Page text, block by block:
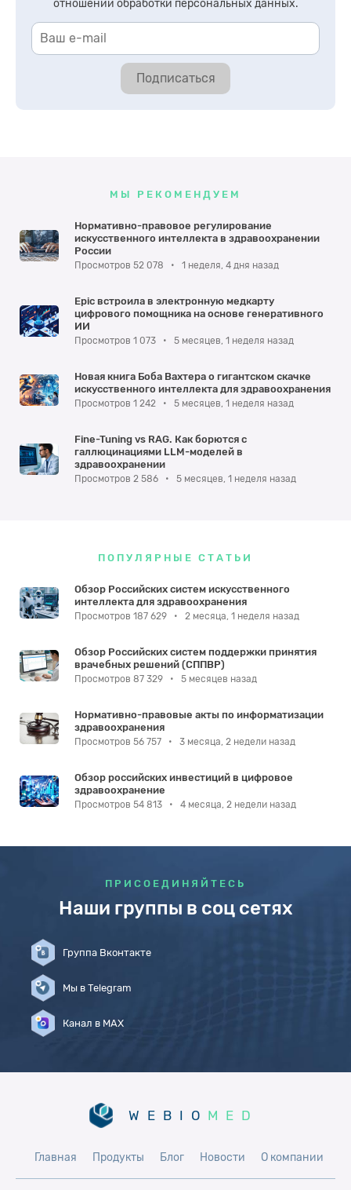
отношении обработки персональных данных.
Подписаться
МЫ РЕКОМЕНДУЕМ
Нормативно-правовое регулирование
искусственного интеллекта в здравоохранении
России
Просмотров 52 078 • 1 неделя, 4 дня назад
Epic встроила в электронную медкарту
цифрового помощника на основе генеративного
ИИ
Просмотров 1 073 • 5 месяцев, 1 неделя назад
Новая книга Боба Вахтера о гигантском скачке
искусственного интеллекта для здравоохранения
Просмотров 1 242 • 5 месяцев, 1 неделя назад
Fine-Tuning vs RAG. Как борются с
галлюцинациями LLM-моделей в
здравоохранении
Просмотров 2 586 • 5 месяцев, 1 неделя назад
ПОПУЛЯРНЫЕ СТАТЬИ
Обзор Российских систем искусственного
интеллекта для здравоохранения
Просмотров 187 629 • 2 месяца, 1 неделя назад
Обзор Российских систем поддержки принятия
врачебных решений (СППВР)
Просмотров 87 329 • 5 месяцев назад
Нормативно-правовые акты по информатизации
здравоохранения
Просмотров 56 757 • 3 месяца, 2 недели назад
Обзор российских инвестиций в цифровое
здравоохранение
Просмотров 54 813 • 4 месяца, 2 недели назад
ПРИСОЕДИНЯЙТЕСЬ
Наши группы в соц сетях
Группа Вконтакте
Мы в Telegram
Канал в MAX
WEBIO MED
Главная Продукты Блог Новости О компании